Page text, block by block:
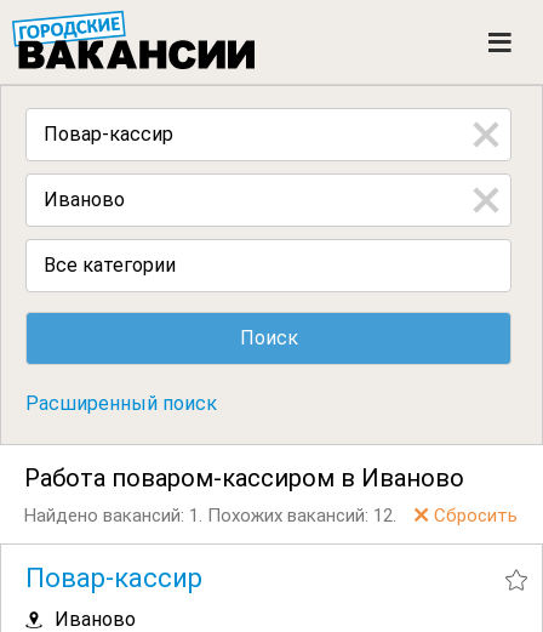
n
Все категории
Расширенный поиск
Работа поваром-кассиром в Иваново
Найдено вакансий: 1. Похожих вакансий: 12. Сбросить
Повар-кассир
Иваново